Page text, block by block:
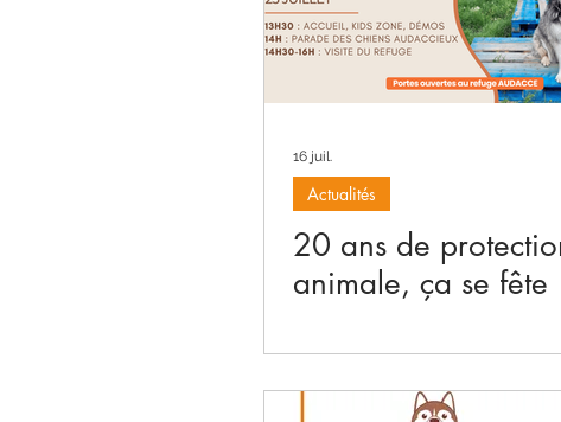
Parrain chien Chiens exigeants
16 juil.
Actualités
20 ans de
animale, ça se fête